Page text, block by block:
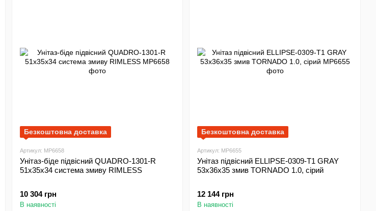
Безкоштовна доставка
Артикул: MP6658
Унітаз-біде підвісний QUADRO-1301-R
51x35x34 система змиву RIMLESS
10 304 грн
В наявності
Безкоштовна доставка
Артикул: MP6655
Унітаз підвісний ELLIPSE-0309-T1 GRAY
53x36x35 змив TORNADO 1.0, сірий
12 144 грн
В наявності